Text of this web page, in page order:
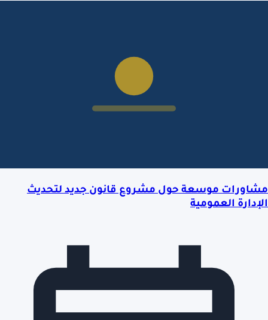
مشاورات موسعة حول مشروع قانون جديد لتحديث
الإدارة العمومية